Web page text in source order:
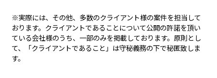
※実際には、その他、多数のクライアント様の案件を担当して
おります。クライアントであることについて公開の許諾を頂い
ている会社様のうち、一部のみを掲載しております。原則とし
て、「クライアントであること」は守秘義務の下で秘匿致しま
す。